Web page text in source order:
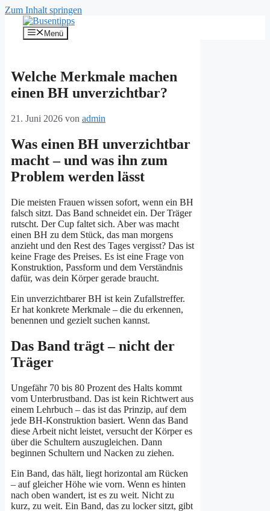
Zum Inhalt springen
Menü
Welche Merkmale machen
einen BH unverzichtbar?
21. Juni 2026 von admin
Was einen BH unverzichtbar
macht – und was ihn zum
Problem werden lässt
Die meisten Frauen wissen sofort, wenn ein BH
falsch sitzt. Das Band schneidet ein. Der Träger
rutscht. Der Cup faltet sich. Aber was macht
einen BH zu dem Stück, das man morgens
anzieht und den Rest des Tages vergisst? Das ist
keine Frage des Preises. Es ist eine Frage von
Konstruktion, Passform und dem Verständnis
dafür, was dein Körper gerade braucht.
Ein unverzichtbarer BH ist kein Zufallstreffer.
Er hat konkrete Merkmale – die du erkennen,
benennen und gezielt suchen kannst.
Das Band trägt – nicht der
Träger
Ungefähr 70 bis 80 Prozent des Halts kommt
vom Unterbrustband. Das ist kein Richtwert aus
einem Lehrbuch – das ist das Prinzip, auf dem
jede BH-Konstruktion basiert. Wenn das Band
diese Arbeit nicht leistet, versucht der Körper es
über die Schultern auszugleichen. Dann
beginnen Schultern und Nacken zu ziehen.
Ein Band, das hält, liegt horizontal am Rücken
– auf gleicher Höhe wie vorn. Wenn es hinten
nach oben wandert, ist es zu weit. Nicht zu
kurz, zu weit. Ein Band, das zu locker sitzt, gibt